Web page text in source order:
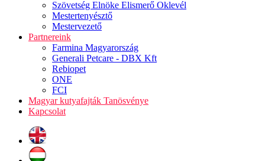
Szövetség Elnöke Elismerő Oklevél
Mestertenyésztő
Mestervezető
Partnereink
Farmina Magyarország
Generali Petcare - DBX Kft
Rebiopet
ONE
FCI
Magyar kutyafajták Tanösvénye
Kapcsolat